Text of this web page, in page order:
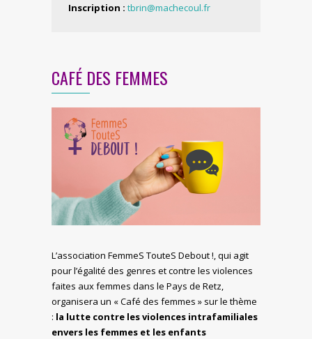
Inscription : tbrin@machecoul.fr
CAFÉ DES FEMMES
L’association FemmeS TouteS Debout !, qui agit
pour l’égalité des genres et contre les violences
faites aux femmes dans le Pays de Retz,
organisera un « Café des femmes » sur le thème
: la lutte contre les violences intrafamiliales
envers les femmes et les enfants